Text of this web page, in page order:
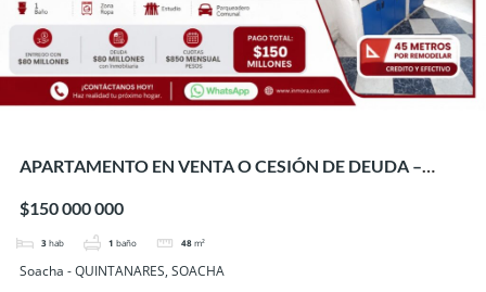
APARTAMENTO EN VENTA O CESIÓN DE DEUDA –
$150 000 000
3 hab 1 baño 48 m²
Soacha - QUINTANARES, SOACHA